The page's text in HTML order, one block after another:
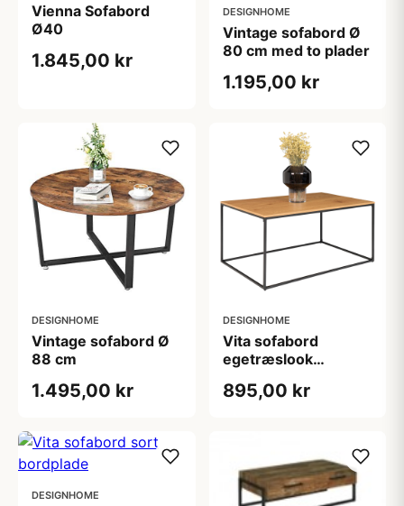
Vienna Sofabord
Ø40
1.845,00 kr
DESIGNHOME
Vintage sofabord Ø
80 cm med to plader
1.195,00 kr
DESIGNHOME
Vintage sofabord Ø
88 cm
1.495,00 kr
DESIGNHOME
Vita sofabord
egetræslook
895,00 kr
DESIGNHOME